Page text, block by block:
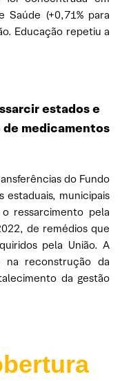
Saúde (+0,71% para
Educação repetiu a
estados e
medicamentos
do Fundo
estaduais, municipais
ressarcimento pela
de remédios que
pela União. A
na reconstrução da
da gestão